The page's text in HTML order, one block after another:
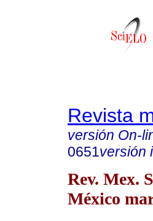
Revista
versión On-
0651versión
Rev. Mex.
México